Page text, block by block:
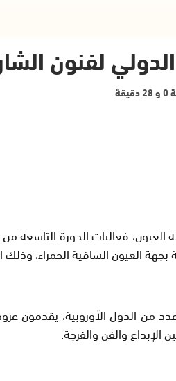
لفنون
مساء أمس السبت 8 نونبر 2025 بمدينة
بجهة العيون الساقية الحمراء،
من الدول الأوروبية، يقدمون
الإبداع والفن والفرجة.